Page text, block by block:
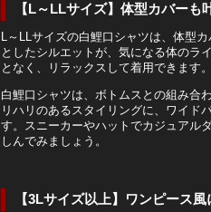
【L～LLサイズ】体型カバーも
L～LLサイズの白鯉口シャツは、体型
としたシルエットが、気になる体のラ
となく、リラックスして着用できます。
白鯉口シャツは、ボトムスとの組み合
リハリのあるスタイリングに、ワイド
す。スニーカーやハットでカジュアル
しんでみましょう。
【3Lサイズ以上】ワンピース